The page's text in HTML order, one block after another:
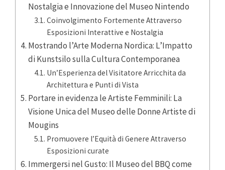
Nostalgia e Innovazione del Museo Nintendo
Coinvolgimento Fortemente Attraverso
Esposizioni Interattive e Nostalgia
Mostrando l’Arte Moderna Nordica: L’Impatto
di Kunstsilo sulla Cultura Contemporanea
Un’Esperienza del Visitatore Arricchita da
Architettura e Punti di Vista
Portare in evidenza le Artiste Femminili: La
Visione Unica del Museo delle Donne Artiste di
Mougins
Promuovere l’Equità di Genere Attraverso
Esposizioni curate
Immergersi nel Gusto: Il Museo del BBQ come